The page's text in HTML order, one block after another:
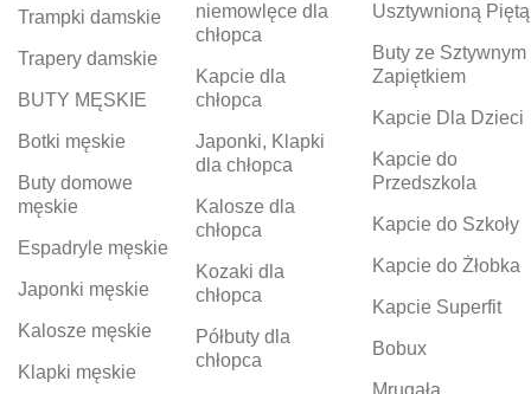
Trampki damskie
Trapery damskie
BUTY MĘSKIE
Botki męskie
Buty domowe
męskie
Espadryle męskie
Japonki męskie
Kalosze męskie
Klapki męskie
niemowlęce dla
chłopca
Kapcie dla
chłopca
Japonki, Klapki
dla chłopca
Kalosze dla
chłopca
Kozaki dla
chłopca
Półbuty dla
chłopca
Usztywnioną Piętą
Buty ze Sztywnym
Zapiętkiem
Kapcie Dla Dzieci
Kapcie do
Przedszkola
Kapcie do Szkoły
Kapcie do Żłobka
Kapcie Superfit
Bobux
Mrugała